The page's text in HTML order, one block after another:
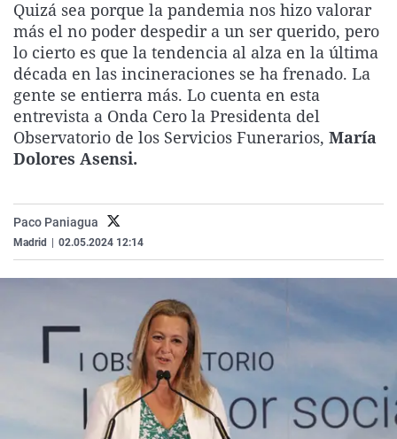
La rosa de los vientos
Gente viajera
Como el perro y el
Caso
Retornados
Equipo de
Operación Viuda
Extremadura
Galicia
La Rioja
Navarra
País Vasco
Virales
Televisión
Elecciones
Quizá sea porque la pandemia nos hizo valorar
más el no poder despedir a un ser querido, pero
lo cierto es que la tendencia al alza en la última
década en las incineraciones se ha frenado. La
gente se entierra más. Lo cuenta en esta
entrevista a Onda Cero la Presidenta del
Observatorio de los Servicios Funerarios, María
Dolores Asensi.
Paco Paniagua
Madrid 02.05.2024 12:14